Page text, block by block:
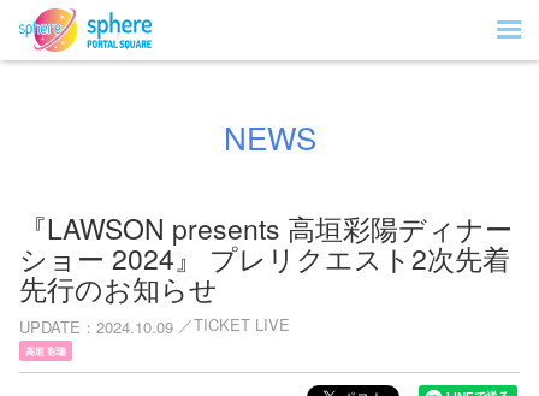
NEWS
『LAWSON presents 高垣彩陽ディナー
ショー 2024』 プレリクエスト2次先着
先行のお知らせ
UPDATE 2024.10.09 TICKET LIVE
高垣 彩陽